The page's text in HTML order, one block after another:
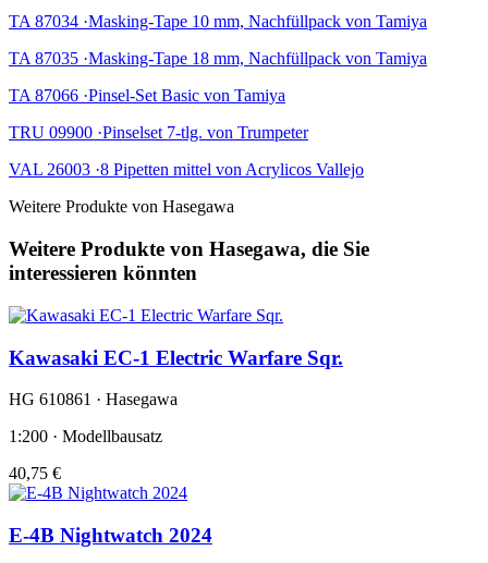
TA 87034 ·Masking-Tape 10 mm, Nachfüllpack von Tamiya
TA 87035 ·Masking-Tape 18 mm, Nachfüllpack von Tamiya
TA 87066 ·Pinsel-Set Basic von Tamiya
TRU 09900 ·Pinselset 7-tlg. von Trumpeter
VAL 26003 ·8 Pipetten mittel von Acrylicos Vallejo
Weitere Produkte von Hasegawa
Weitere Produkte von Hasegawa, die Sie
interessieren könnten
Kawasaki EC-1 Electric Warfare Sqr.
HG 610861 · Hasegawa
1:200 · Modellbausatz
40,75 €
E-4B Nightwatch 2024